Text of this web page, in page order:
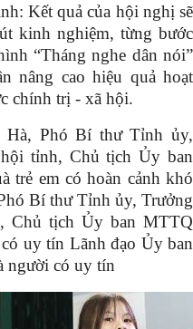
Kết quả của hội nghị sẽ
kinh nghiệm, từng bước
“Tháng nghe dân nói”
nâng cao hiệu quả hoạt
chính trị - xã hội.
Phó Bí thư Tỉnh ủy,
tỉnh, Chủ tịch Ủy ban
trẻ em có hoàn cảnh khó
Bí thư Tỉnh ủy, Trưởng
Chủ tịch Ủy ban MTTQ
uy tín Lãnh đạo Ủy ban
người có uy tín